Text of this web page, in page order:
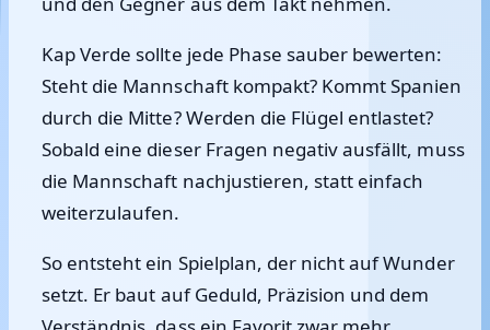
Kap Verde sollte jede Phase sauber bewerten:
Steht die Mannschaft kompakt? Kommt Spanien
durch die Mitte? Werden die Flügel entlastet?
Sobald eine dieser Fragen negativ ausfällt, muss
die Mannschaft nachjustieren, statt einfach
weiterzulaufen.
So entsteht ein Spielplan, der nicht auf Wunder
setzt. Er baut auf Geduld, Präzision und dem